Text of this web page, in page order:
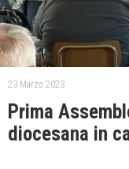
23 Marzo 2023
Prima
diocesana in